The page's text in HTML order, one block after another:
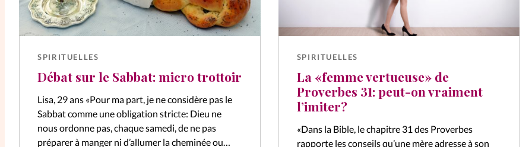
SPIRITUELLES
Débat sur le Sabbat: micro trottoir
Lisa, 29 ans «Pour ma part, je ne considère pas le
Sabbat comme une obligation stricte: Dieu ne
nous ordonne pas, chaque samedi, de ne pas
préparer à manger ni d’allumer la cheminée ou
SPIRITUELLES
La «femme vertueuse» de
Proverbes 31: peut-on vraiment
l’imiter?
«Dans la Bible, le chapitre 31 des Proverbes
rapporte les conseils qu’une mère adresse à son